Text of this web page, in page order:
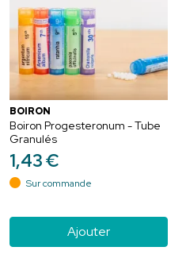
BOIRON
Boiron Progesteronum - Tube
Granulés
1,43€
Sur commande
Ajouter